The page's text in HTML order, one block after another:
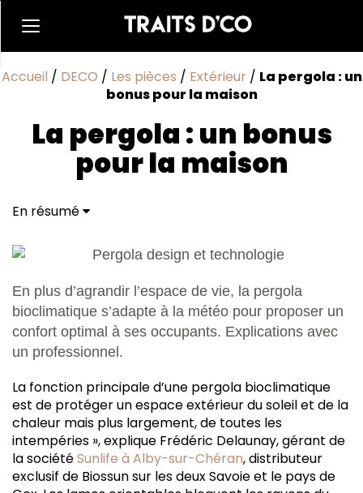
Accueil / DECO / Les pièces / Extérieur / La pergola : un
bonus pour la maison
La pergola : un bonus
pour la maison
En résumé
En plus d’agrandir l’espace de vie, la pergola
bioclimatique s’adapte à la météo pour proposer un
confort optimal à ses occupants. Explications avec
un professionnel.
La fonction principale d’une pergola bio­climatique
est de protéger un espace extérieur du soleil et de la
chaleur mais plus largement, de toutes les
intempéries », explique Frédéric Delaunay, gérant de
la sociétéSunlife à Alby-sur-Chéran, distributeur
exclusif de Biossun sur les deux Savoie et le pays de